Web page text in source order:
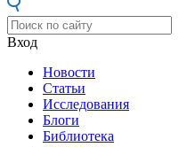
Вход
Новости
Статьи
Исследования
Блоги
Библиотека